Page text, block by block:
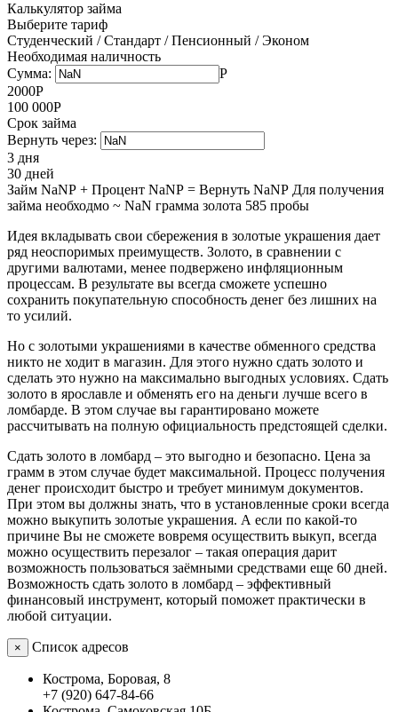
Калькулятор займа
Выберите тариф
Студенческий / Стандарт / Пенсионный / Эконом
Необходимая наличность
Сумма:
Р
2000Р
100 000Р
Срок займа
Вернуть через:
3 дня
30 дней
Займ NaNР + Процент NaNР = Вернуть NaNР Для получения
займа необходмо ~ NaN грамма золота 585 пробы
Идея вкладывать свои сбережения в золотые украшения дает
ряд неоспоримых преимуществ. Золото, в сравнении с
другими валютами, менее подвержено инфляционным
процессам. В результате вы всегда сможете успешно
сохранить покупательную способность денег без лишних на
то усилий.
Но с золотыми украшениями в качестве обменного средства
никто не ходит в магазин. Для этого нужно сдать золото и
сделать это нужно на максимально выгодных условиях. Сдать
золото в ярославле и обменять его на деньги лучше всего в
ломбарде. В этом случае вы гарантировано можете
рассчитывать на полную официальность предстоящей сделки.
Сдать золото в ломбард – это выгодно и безопасно. Цена за
грамм в этом случае будет максимальной. Процесс получения
денег происходит быстро и требует минимум документов.
При этом вы должны знать, что в установленные сроки всегда
можно выкупить золотые украшения. А если по какой-то
причине Вы не сможете вовремя осуществить выкуп, всегда
можно осуществить перезалог – такая операция дарит
возможность пользоваться заёмными средствами еще 60 дней.
Возможность сдать золото в ломбард – эффективный
финансовый инструмент, который поможет практически в
любой ситуации.
× Список адресов
Кострома, Боровая, 8
+7 (920) 647-84-66